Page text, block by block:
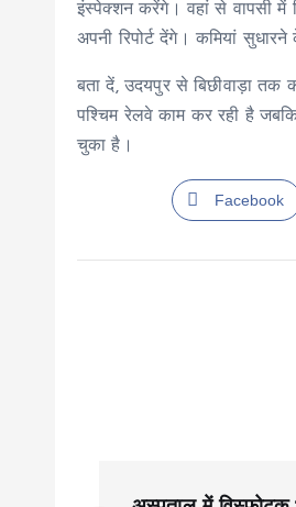
इंस्पेक्शन करेंगे। वहां से वापसी में
अपनी रिपोर्ट देंगे। कमियां
बता दें, उदयपुर से बिछीवाड़ा तक
पश्चिम रेलवे काम कर रही है
चुका है।
Facebook